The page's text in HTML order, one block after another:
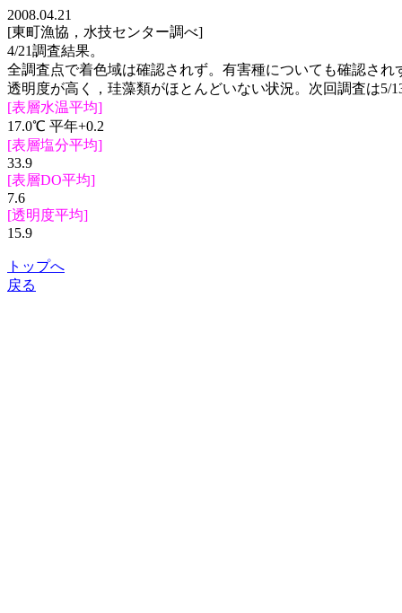
2008.04.21
[東町漁協，水技センター調べ]
4/21調査結果。
全調査点で着色域は確認されず。有害種についても確認され
透明度が高く，珪藻類がほとんどいない状況。次回調査は5/
[表層水温平均]
17.0℃ 平年+0.2
[表層塩分平均]
33.9
[表層DO平均]
7.6
[透明度平均]
15.9
トップへ
戻る